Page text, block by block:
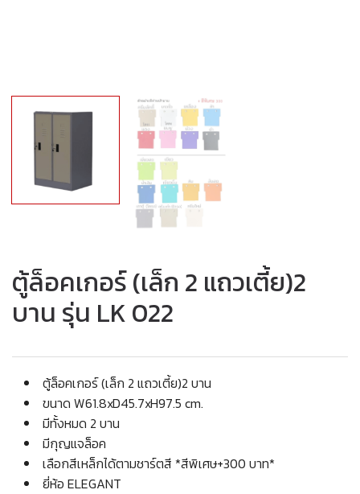
ตู้ล็อคเกอร์ (เล็ก 2 แถวเตี้ย)2
บาน รุ่น LK 022
ตู้ล็อคเกอร์ (เล็ก 2 แถวเตี้ย)2 บาน
ขนาด W61.8xD45.7xH97.5 cm.
มีทั้งหมด 2 บาน
มีกุญแจล็อค
เลือกสีเหล็กได้ตามชาร์ตสี *สีพิเศษ+300 บาท*
ยี่ห้อ ELEGANT